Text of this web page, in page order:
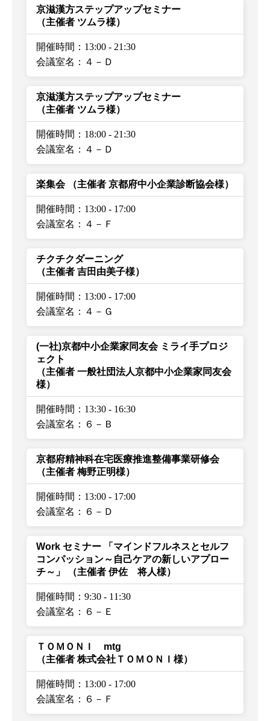
京滋漢方ステップアップセミナー
（主催者 ツムラ様）
開催時間：13:00 - 21:30
会議室名：４－Ｄ
京滋漢方ステップアップセミナー
（主催者 ツムラ様）
開催時間：18:00 - 21:30
会議室名：４－Ｄ
楽集会 （主催者 京都府中小企業診断協会様）
開催時間：13:00 - 17:00
会議室名：４－Ｆ
チクチクダーニング
（主催者 吉田由美子様）
開催時間：13:00 - 17:00
会議室名：４－Ｇ
(一社)京都中小企業家同友会 ミライ手プロジ
ェクト
（主催者 一般社団法人京都中小企業家同友会
様）
開催時間：13:30 - 16:30
会議室名：６－Ｂ
京都府精神科在宅医療推進整備事業研修会
（主催者 梅野正明様）
開催時間：13:00 - 17:00
会議室名：６－Ｄ
Work セミナー 「マインドフルネスとセルフ
コンパッション～自己ケアの新しいアプロー
チ～」
（主催者 伊佐 将人様）
開催時間：9:30 - 11:30
会議室名：６－Ｅ
ＴＯＭＯＮＩ mtg
（主催者 株式会社ＴＯＭＯＮＩ様）
開催時間：13:00 - 17:00
会議室名：６－Ｆ